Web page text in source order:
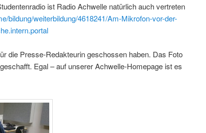
ist Radio Achwelle natürlich auch vertreten
bildung/weiterbildung/4618241/Am-Mikrofon-vor-der-
die Presse-Redakteurin geschossen haben. Das Foto
Egal – auf unserer Achwelle-Homepage ist es